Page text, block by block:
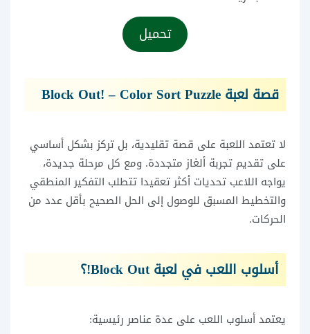
تحميل
قصة لعبة Block Out! – Color Sort Puzzle
لا تعتمد اللعبة على قصة تقليدية، بل تركز بشكل أساسي
على تقديم تجربة ألغاز متجددة. ومع كل مرحلة جديدة،
يواجه اللاعب تحديات أكثر تعقيدا تتطلب التفكير المنطقي
والتخطيط المسبق للوصول إلى الحل الصحيح بأقل عدد من
الحركات.
أسلوب اللعب في لعبة Block Out!؟
يعتمد أسلوب اللعب على عدة عناصر رئيسية: